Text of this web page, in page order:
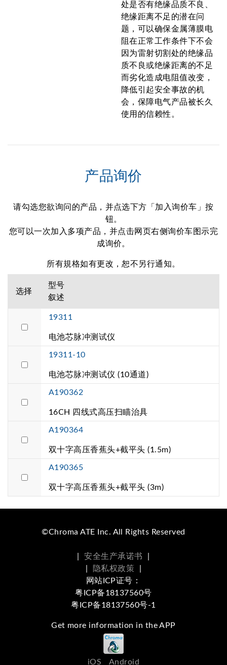
处是否有绝缘品质不良、
绝缘距离不足的潜在问
题，可以确保金属薄膜电
阻在正常工作条件下不会
因为雷射切割处的绝缘品
质不良或绝缘距离的不足
而劣化造成电阻值改变，
降低引起安全事故的机
会，保障电气产品被长久
使用的信赖性。
产品询价
请勾选您欲询问的产品，并点选下方「加入询价车」按
钮。
您可以一次加入多项产品，并点击网页右侧询价车图示完
成询价。
所有規格如有更改，恕不另行通知。
选择
型号
叙述
19311
电池芯脉冲测试仪
19311-10
电池芯脉冲测试仪 (10通道)
A190362
16CH 四线式高压扫瞄治具
A190364
双十字高压香蕉头+截平头 (1.5m)
A190365
双十字高压香蕉头+截平头 (3m)
©Chroma ATE Inc. All Rights Reserved
安全生产承诺书
隐私权政策
网站ICP证号：
粤ICP备18137560号
粤ICP备18137560号-1
Get more information in the APP
iOS Android